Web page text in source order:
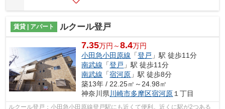
賃貸 | アパート ルクール登戸
7.35万円～8.4万円
小田急小田原線 「登戸 」駅 徒歩11分
南武線 「登戸 」駅 徒歩11分
南武線 「宿河原 」駅 徒歩8分
築13年 / 22.25㎡～24.98㎡
神奈川県 川崎市多摩区宿河原 １丁目
ルクール登戸：小田急小田原線登戸駅にも近くて便利。近くに駅が2つある